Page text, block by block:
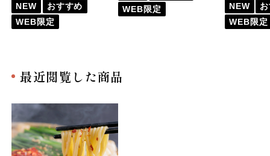
NEW
おすすめ
WEB限定
WEB限定
NEW
WEB限定
最近閲覧した商品